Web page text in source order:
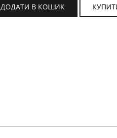
ДОДАТИ В КОШИК